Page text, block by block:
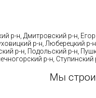
р-н, Дмитровский р-н,
р-н, Люберецкий
р-н, Подольский р-н,
р-н,
Мы